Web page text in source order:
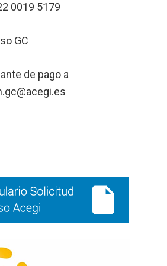
0019 5179
GC
de pago a